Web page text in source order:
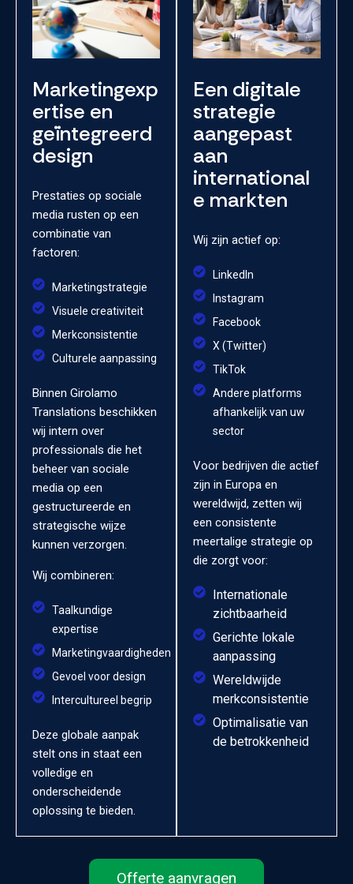
Marketingexp
ertise en
geïntegreerd
design
Prestaties op sociale
media rusten op een
combinatie van
factoren:
Marketingstrategie
Visuele creativiteit
Merkconsistentie
Culturele aanpassing
Binnen Girolamo
Translations beschikken
wij intern over
professionals die het
beheer van sociale
media op een
gestructureerde en
strategische wijze
kunnen verzorgen.
Wij combineren:
Taalkundige
expertise
Marketingvaardigheden
Gevoel voor design
Intercultureel begrip
Deze globale aanpak
stelt ons in staat een
volledige en
onderscheidende
oplossing te bieden.
Een digitale
strategie
aangepast
aan
international
e markten
Wij zijn actief op:
LinkedIn
Instagram
Facebook
X (Twitter)
TikTok
Andere platforms
afhankelijk van uw
sector
Voor bedrijven die actief
zijn in Europa en
wereldwijd, zetten wij
een consistente
meertalige strategie op
die zorgt voor:
Internationale
zichtbaarheid
Gerichte lokale
aanpassing
Wereldwijde
merkconsistentie
Optimalisatie van
de betrokkenheid
Offerte aanvragen